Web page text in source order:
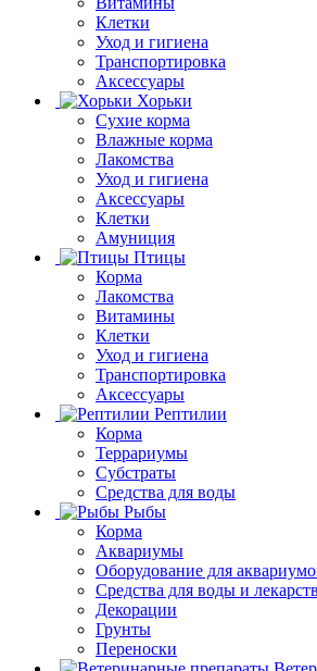
Клетки
Уход и гигиена
Транспортировка
Аксессуары
Хорьки
Сухие корма
Влажные корма
Лакомства
Уход и гигиена
Аксессуары
Клетки
Амуниция
Птицы
Корма
Лакомства
Витамины
Клетки
Уход и гигиена
Транспортировка
Аксессуары
Рептилии
Корма
Террариумы
Субстраты
Средства для воды
Рыбы
Корма
Аквариумы
Оборудование для
Средства для воды и
Декорации
Грунты
Переноски